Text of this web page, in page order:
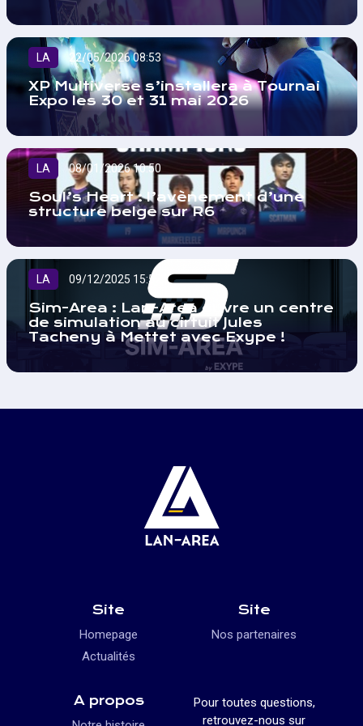
LA 22/05/2026 08:53
XP Multiverse s’installera à Tournai
Expo les 30 et 31 mai 2026
LA 08/01/2026 10:50
Soul’s Heart : l’avènement d’une
structure belge sur R6
LA 09/12/2025 15:52
Sim-Area : Lan-Area ouvre un centre
de simulation au cirtuit Jules
Tacheny à Mettet avec Exype !
Site
Homepage
Actualités
Site
Nos partenaires
A propos
Pour toutes questions,
retrouvez-nous sur